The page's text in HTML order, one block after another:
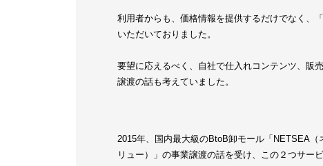
利用者からも、価格情報を提供するだけでなく、
いただいておりました。
要望に応えるべく、自社で仕入れコンテンツ、販
譲渡の話も考えていました。
2015年、国内最大級のBtoB卸モール「NETSEA
リュー）」の事業譲渡の話を受け、この２つサー